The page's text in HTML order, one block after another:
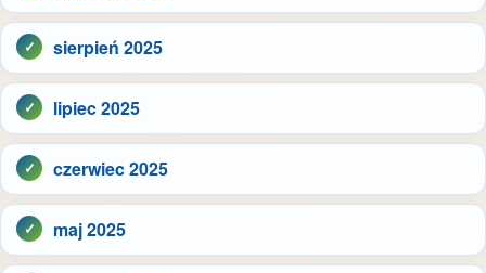
sierpień 2025
lipiec 2025
czerwiec 2025
maj 2025